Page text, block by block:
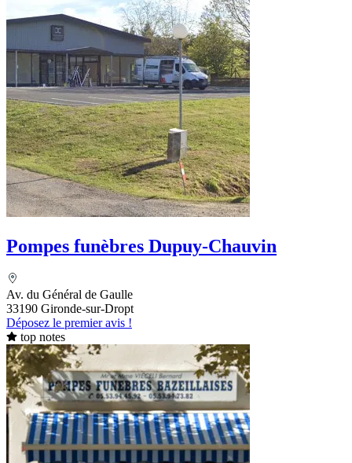
Pompes funèbres Dupuy-Chauvin
Av. du Général de Gaulle
33190 Gironde-sur-Dropt
Déposez le premier avis !
top notes